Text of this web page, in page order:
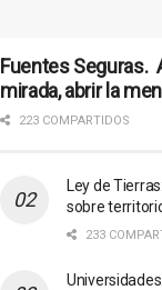
Fuentes Seguras.
mirada, abrir la
223 COMPARTIDOS
Ley de
sobre
233